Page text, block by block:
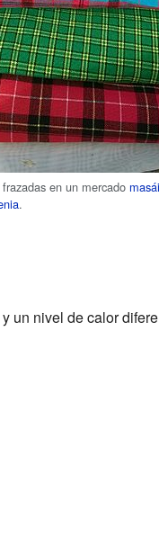
en un mercado masái
.
un nivel de calor